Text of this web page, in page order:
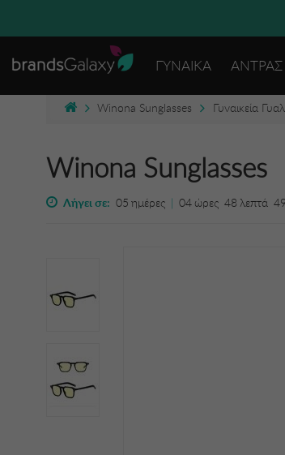
ΓΥΝΑΙΚΑ ΑΝΤΡΑΣ
Winona Sunglasses Γυναικεία
Winona Sunglasses
Λήγει σε: 05 ημέρες | 04 ώρες 48 λεπτά 49